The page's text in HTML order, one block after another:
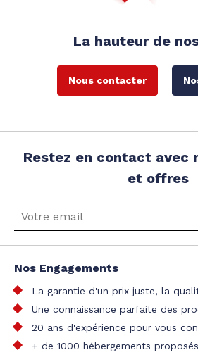
La hauteur de
Nous contacter
Restez en contact avec
et offres
Nos Engagements
La garantie d'un prix juste, la
Une connaissance parfaite des
20 ans d'expérience pour vous
+ de 1000 hébergements